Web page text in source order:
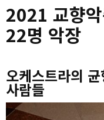
2021 교향
22명 악장
오케스트라의
사람들